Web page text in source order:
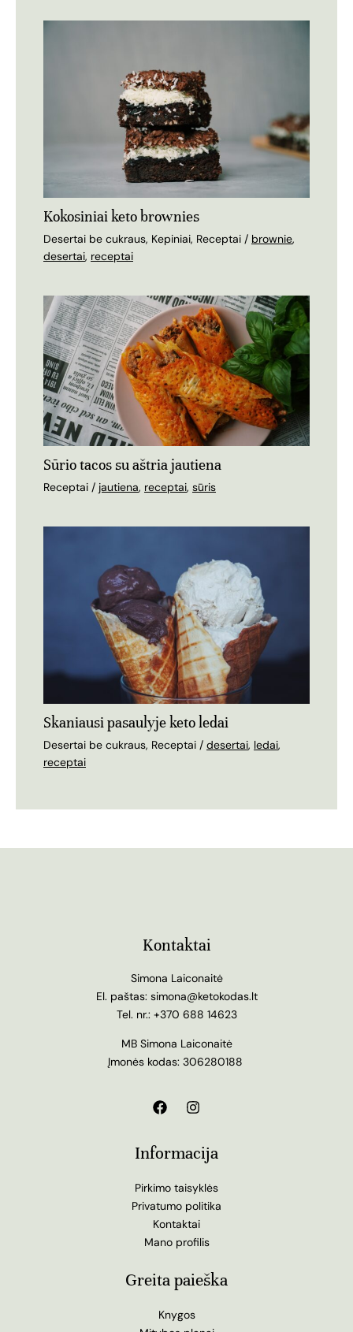
Kokosiniai keto brownies
Desertai be cukraus, Kepiniai, Receptai / brownie,
desertai, receptai
Sūrio tacos su aštria jautiena
Receptai / jautiena, receptai, sūris
Skaniausi pasaulyje keto ledai
Desertai be cukraus, Receptai / desertai, ledai,
receptai
Kontaktai
Simona Laiconaitė
El. paštas: simona@ketokodas.lt
Tel. nr.: +370 688 14623
MB Simona Laiconaitė
Įmonės kodas: 306280188
Informacija
Pirkimo taisyklės
Privatumo politika
Kontaktai
Mano profilis
Greita paieška
Knygos